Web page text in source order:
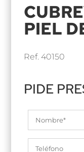
PIEL
Ref. 40150
PIDE